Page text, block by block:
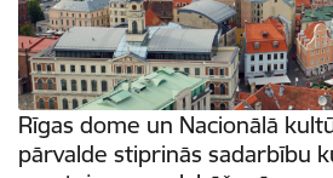
Rīgas dome un Nacionālā
pārvalde stiprinās sadarbību